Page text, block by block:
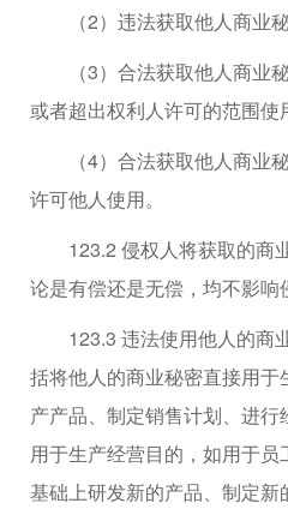
（2）违法获取他人商业秘
（3）合法获取他人商业秘
或者超出权利人许可的范围使
（4）合法获取他人商业秘
许可他人使用。
123.2 侵权人将获取的商
论是有偿还是无偿，均不影响
123.3 违法使用他人的商
括将他人的商业秘密直接用
产产品、制定销售计划、进
用于生产经营目的，如用于
基础上研发新的产品、制定新